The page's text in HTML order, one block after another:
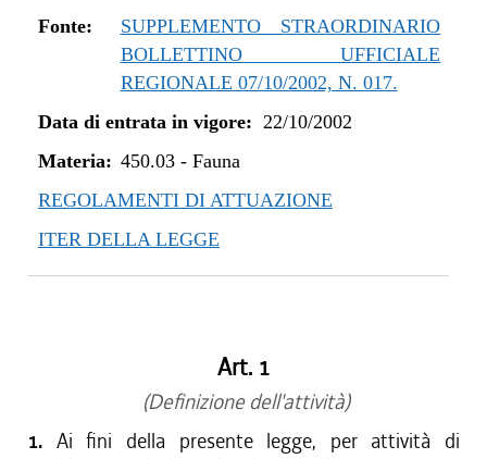
Fonte:
SUPPLEMENTO STRAORDINARIO
BOLLETTINO UFFICIALE
REGIONALE 07/10/2002, N. 017.
Data di entrata in vigore: 22/10/2002
Materia: 450.03- Fauna
REGOLAMENTI DI ATTUAZIONE
ITER DELLA LEGGE
Art. 1
(Definizione dell'attività)
1. Ai fini della presente legge, per attività di